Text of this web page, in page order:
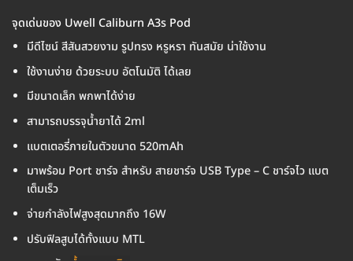
จุดเด่นของ Uwell Caliburn A3s Pod
มีดีไซน์ สีสันสวยงาม รูปทรง หรูหรา ทันสมัย น่าใช้งาน
ใช้งานง่าย ด้วยระบบ อัตโนมัติ ได้เลย
มีขนาดเล็ก พกพาได้ง่าย
สามารถบรรจุน้ำยาได้ 2ml
แบตเตอรี่ภายในตัวขนาด 520mAh
มาพร้อม Port ชาร์จ สำหรับ สายชาร์จ USB Type – C ชาร์จไว แบต
เต็มเร็ว
จ่ายกำลังไฟสูงสุดมากถึง 16W
ปรับฟิลสูบได้ทั้งแบบ MTL